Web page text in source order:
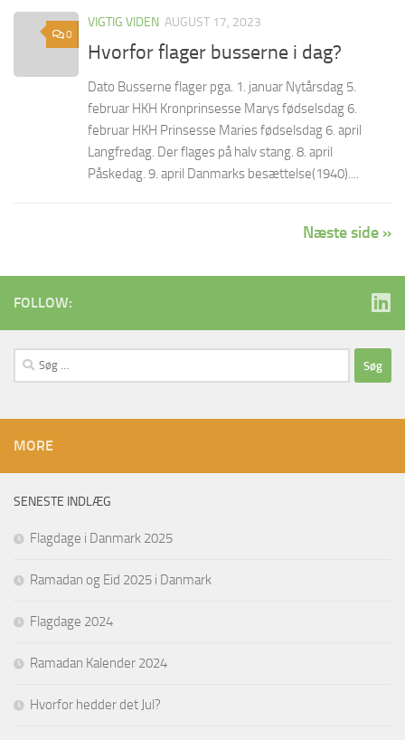
0
VIGTIG VIDEN AUGUST 17, 2023
Hvorfor flager busserne i dag?
Dato Busserne flager pga. 1. januar Nytårsdag 5.
februar HKH Kronprinsesse Marys fødselsdag 6.
februar HKH Prinsesse Maries fødselsdag 6. april
Langfredag. Der flages på halv stang. 8. april
Påskedag. 9. april Danmarks besættelse(1940)....
Næste side »
FOLLOW:
Søg
efter:
MORE
SENESTE INDLÆG
Flagdage i Danmark 2025
Ramadan og Eid 2025 i Danmark
Flagdage 2024
Ramadan Kalender 2024
Hvorfor hedder det Jul?